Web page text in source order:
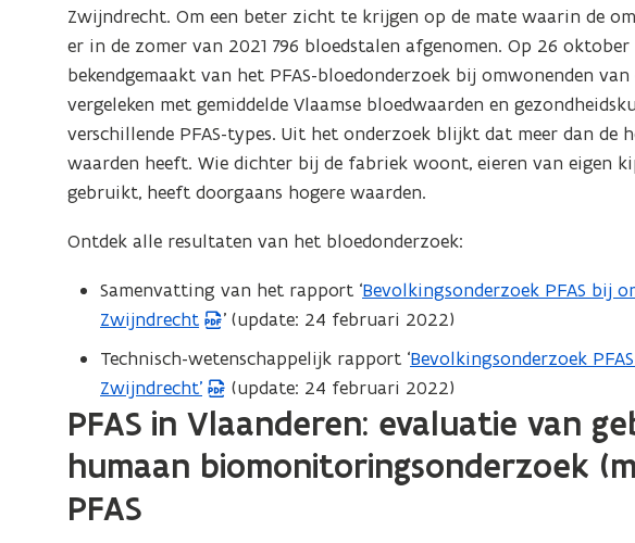
n
d
o
p
e
n
t
n
i
e
u
w
v
e
n
n
n
i
e
u
w
v
n
s
t
r
)
Zwijndrecht. Om een beter zicht te krijgen op de mate waarin de
er in de zomer van 2021 796 bloedstalen afgenomen. Op 26
bekendgemaakt van het PFAS-bloedonderzoek bij omwonenden
vergeleken met gemiddelde Vlaamse bloedwaarden en
verschillende PFAS-types. Uit het onderzoek blijkt dat meer dan de
waarden heeft. Wie dichter bij de fabriek woont, eieren van eigen
gebruikt, heeft doorgaans hogere waarden.
Ontdek alle resultaten van het bloedonderzoek:
Samenvatting van het rapport ‘Bevolkingsonderzoek PFAS bij
Zwijndrecht
(
P
D
F
e
s
’ (update: 24 februari 2022)
Technisch-wetenschappelijk rapport ‘Bevolkingsonderzoek
Zwijndrecht’
(
P
D
b
(update: 24 februari 2022)
PFAS in Vlaanderen: evaluatie van
humaan biomonitoringsonderzoek
PFAS